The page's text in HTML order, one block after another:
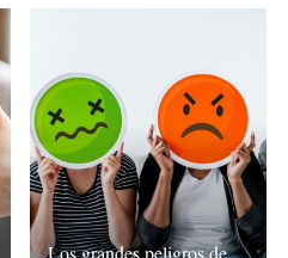
Los grandes peligros de